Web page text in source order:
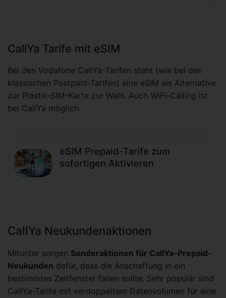
CallYa Tarife mit eSIM
Bei den Vodafone CallYa-Tarifen steht (wie bei den
klassischen Postpaid-Tarifen) eine eSIM als Alternative
zur Plastik-SIM-Karte zur Wahl. Auch WiFi-Calling ist
bei CallYa möglich.
eSIM Prepaid-Tarife zum
sofortigen Aktivieren
CallYa Neukundenaktionen
Mitunter sorgen Sonderaktionen für CallYa-Prepaid-
Neukunden dafür, dass die Anschaffung in ein
bestimmtes Zeitfenster fallen sollte. Sehr populär sind
CallYa-Tarife mit verdoppeltem Datenvolumen für eine